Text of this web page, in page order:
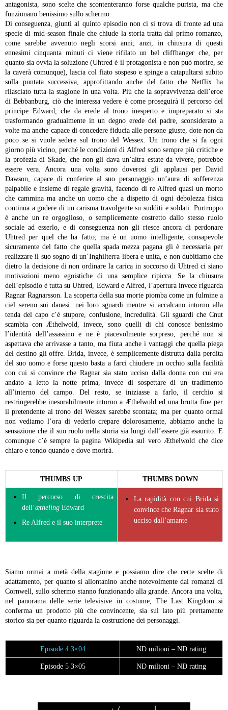
antagonista, sono scelte che scontenteranno forse qualche purista, ma che
funzionano benissimo sullo schermo.
Di conseguenza, giunti al quinto episodio non ci si trova di fronte ad una
specie di mid-season finale che chiude la storia tratta dal primo romanzo,
come sarebbe avvenuto negli scorsi anni; anzi, in chiusura di questi
ennesimi cinquanta minuti ci viene rifilato un bel cliffhanger che, per
quanto sia ovvia la soluzione (Uhtred è il protagonista e non può morire, se
la caverà comunque), lascia col fiato sospeso e spinge a catapultarsi subito
sulla puntata successiva, approfittando anche del fatto che Netflix ha
rilasciato tutta la stagione in una volta. Più che la sopravvivenza dell’eroe
di Bebbanburg, ciò che interessa vedere è come proseguirà il percorso del
principe Edward, che da erede al trono inesperto e impreparato si sta
trasformando gradualmente in un degno erede del padre, sconsiderato a
volte ma anche capace di concedere fiducia alle persone giuste, dote non da
poco se si vuole sedere sul trono del Wessex. Un trono che si fa ogni
giorno più vicino, perché le condizioni di Alfred sono sempre più critiche e
la profezia di Skade, che non gli dava un’altra estate da vivere, potrebbe
essere vera. Ancora una volta sono doverosi gli applausi per David
Dawson, capace di conferire al suo personaggio un’aura di sofferenza
palpabile e insieme di regale gravità, facendo di re Alfred quasi un morto
che cammina ma anche un uomo che a dispetto di ogni debolezza fisica
continua a godere di un carisma travolgente su sudditi e soldati. Purtroppo
è anche un re orgoglioso, o semplicemente costretto dallo stesso ruolo
sociale ad esserlo, e di conseguenza non gli riesce ancora di perdonare
Uhtred per quel che ha fatto; ma è un uomo intelligente, consapevole
sicuramente del fatto che quella spada mezza pagana gli è necessaria per
realizzare il suo sogno di un’Inghilterra libera e unita, e non dubitiamo che
dietro la decisione di non ordinare la carica in soccorso di Uhtred ci siano
motivazioni meno egoistiche di una semplice ripicca. Se la chiusura
dell’episodio è tutta su Uhtred, Edward e Alfred, l’apertura invece riguarda
Ragnar Ragnarsson. La scoperta della sua morte piomba come un fulmine a
ciel sereno sui danesi: nei loro sguardi mentre si accalcano intorno alla
tenda del capo c’è stupore, confusione, incredulità. Gli sguardi che Cnut
scambia con Æthelwold, invece, sono quelli di chi conosce benissimo
l’identità dell’assassino e ne è piacevolmente sorpreso, perché non si
aspettava che arrivasse a tanto, ma fiuta anche i vantaggi che quella piega
del destino gli offre. Brida, invece, è semplicemente distrutta dalla perdita
del suo uomo e forse questo basta a farci chiudere un occhio sulla facilità
con cui si convince che Ragnar sia stato ucciso dalla donna con cui era
andato a letto la notte prima, invece di sospettare di un tradimento
all’interno del campo. Del resto, se iniziasse a farlo, il cerchio si
restringerebbe inesorabilmente intorno a Æthelwold ed una brutta fine per
il pretendente al trono del Wessex sarebbe scontata; ma per quanto ormai
non vediamo l’ora di vederlo crepare dolorosamente, abbiamo anche la
sensazione che il suo ruolo nella storia sia lungi dall’essere già esaurito. E
comunque c’è sempre la pagina Wikipedia sul vero Æthelwold che dice
chiaro e tondo quando e dove morirà.
THUMBS UP THUMBS DOWN
Il percorso di crescita
dell’æthelingEdward
Re Alfred e il suo interprete
La rapidità con cui Brida si
convince che Ragnar sia stato
ucciso dall’amante
Siamo ormai a metà della stagione e possiamo dire che certe scelte di
adattamento, per quanto si allontanino anche notevolmente dai romanzi di
Cornwell, sullo schermo stanno funzionando alla grande. Ancora una volta,
nel panorama delle serie televisive in costume, The Last Kingdom si
conferma un prodotto più che convincente, sia sul lato più prettamente
storico sia per quanto riguarda la costruzione dei personaggi.
Episode 4 3×04 ND milioni – ND rating
Episode 5 3×05 ND milioni – ND rating